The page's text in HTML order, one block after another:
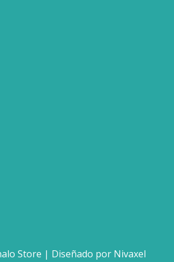
Store | Diseñado por Nivaxel